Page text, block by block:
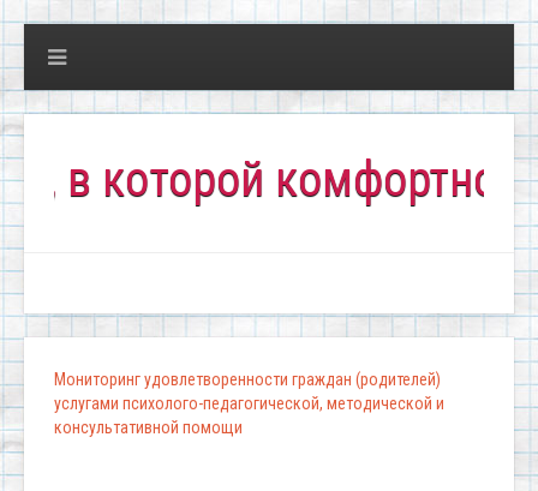
комфортно
Мониторинг удовлетворенности граждан (родителей)
услугами психолого-педагогической, методической и
консультативной помощи